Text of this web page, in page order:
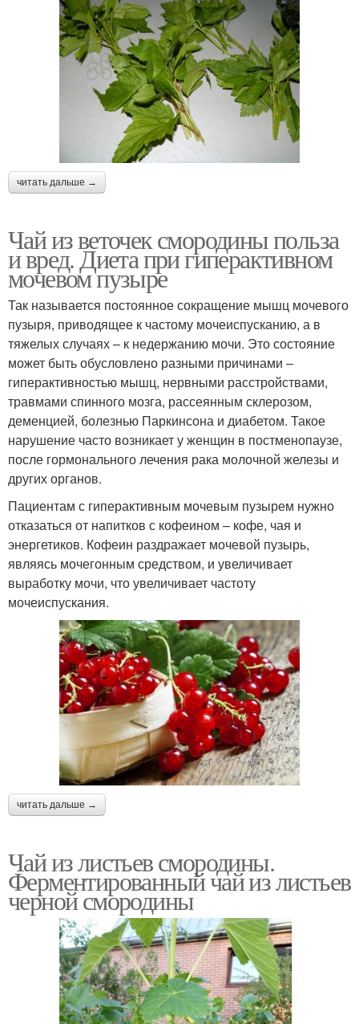
читать дальше →
Чай из веточек смородины польза
и вред. Диета при гиперактивном
мочевом пузыре
Так называется постоянное сокращение мышц мочевого
пузыря, приводящее к частому мочеиспусканию, а в
тяжелых случаях – к недержанию мочи. Это состояние
может быть обусловлено разными причинами –
гиперактивностью мышц, нервными расстройствами,
травмами спинного мозга, рассеянным склерозом,
деменцией, болезнью Паркинсона и диабетом. Такое
нарушение часто возникает у женщин в постменопаузе,
после гормонального лечения рака молочной железы и
других органов.
Пациентам с гиперактивным мочевым пузырем нужно
отказаться от напитков с кофеином – кофе, чая и
энергетиков. Кофеин раздражает мочевой пузырь,
являясь мочегонным средством, и увеличивает
выработку мочи, что увеличивает частоту
мочеиспускания.
читать дальше →
Чай из листьев смородины.
Ферментированный чай из листьев
черной смородины